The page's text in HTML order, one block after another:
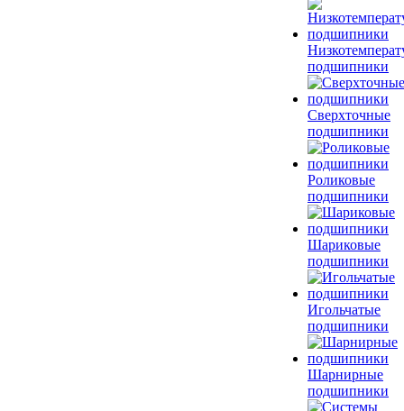
подшипники
Сверхточные
подшипники
Роликовые
подшипники
Шариковые
подшипники
Игольчатые
подшипники
Шарнирные
подшипники